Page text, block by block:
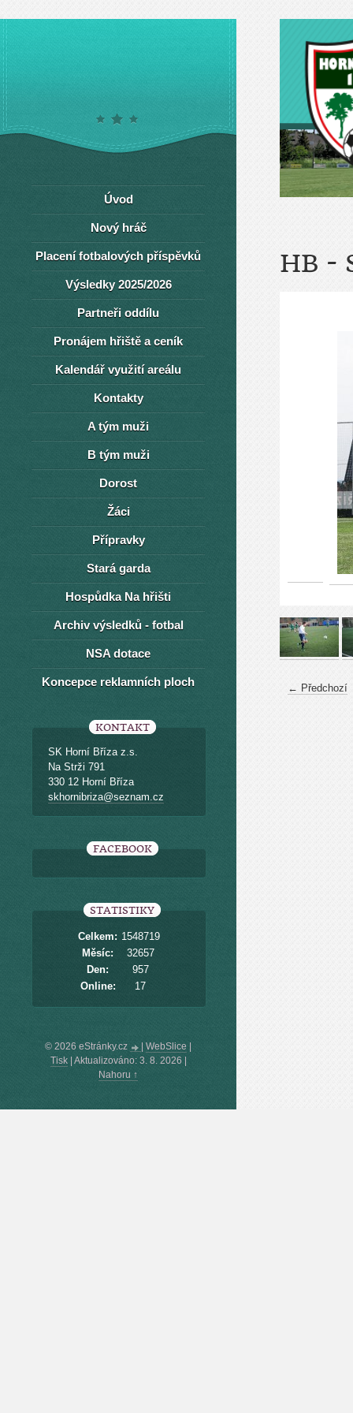
HB -
← Předchozí
Úvod
Nový hráč
Placení fotbalových příspěvků
Výsledky 2025/2026
Partneři oddílu
Pronájem hřiště a ceník
Kalendář využití areálu
Kontakty
A tým muži
B tým muži
Dorost
Žáci
Přípravky
Stará garda
Hospůdka Na hřišti
Archiv výsledků - fotbal
NSA dotace
Koncepce reklamních ploch
KONTAKT
SK Horní Bříza z.s.
Na Strži 791
330 12 Horní Bříza
skhornibriza@seznam.cz
FACEBOOK
STATISTIKY
Online: 17
Celkem: 1548719
Měsíc:
32657
Den:
957
© 2026 eStránky.cz WebSlice
Tisk| Aktualizováno: 3. 8. 2026
Nahoru ↑